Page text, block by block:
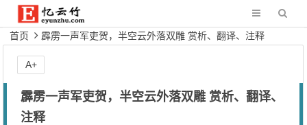
首页 霹雳一声军吏贺，半空云外落双雕 赏析、翻译、注释
霹雳一声军吏贺，半空云外落双雕 赏析、翻译、
注释
A+